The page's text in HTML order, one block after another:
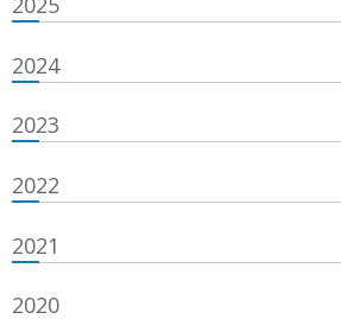
2024
2023
2022
2021
2020